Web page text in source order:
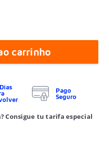
carrinho
Pago
Seguro
Consigue tu tarifa especial